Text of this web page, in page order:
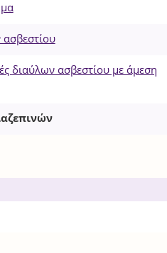
ασβεστίου
διαύλων ασβεστίου με άμεση